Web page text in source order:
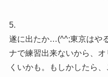
5.
遂に出たか…(^^;東京はや
ナで練習出来ないから、
くいかも。もしかしたら